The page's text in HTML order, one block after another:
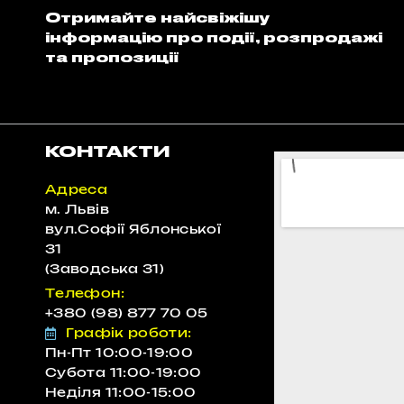
Отримайте найсвіжішу
інформацію про події, розпродажі
та пропозиції
КОНТАКТИ
Адреса
м. Львів
вул.Софії Яблонської
31
(Заводська 31)
Телефон:
+380 (98) 877 70 05
Графік роботи:
Пн-Пт 10:00-19:00
Субота 11:00-19:00
Неділя 11:00-15:00
"Співпраця однозначно
повторюватиметься ,так як є гора
класної техніки і самі хлопці контактні та